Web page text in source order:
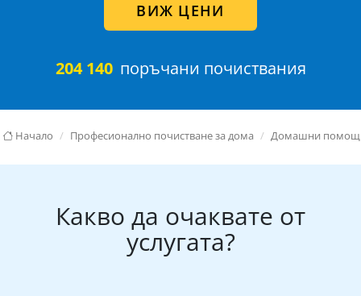
ВИЖ ЦЕНИ
204 140 поръчани почиствания
Начало Професионално почистване за дома Домашни
Какво да очаквате от
услугата?